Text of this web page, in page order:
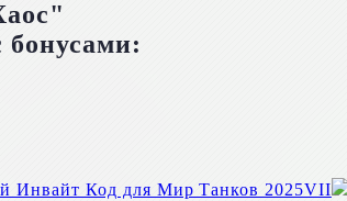
бонусами:
VII